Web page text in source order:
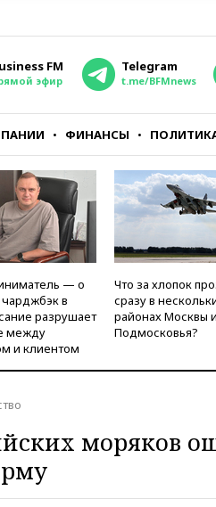
FM
эфир
Telegram
t.me/BFMnews
ФИНАНСЫ
— о
чарджбэк в
разрушает
между
и клиентом
Что за хлопок
сразу в
районах Москвы и
Подмосковья?
моряков